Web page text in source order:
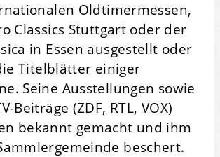
Oldtimermessen,
Classics Stuttgart oder der
in Essen ausgestellt oder
Titelblätter einiger
Seine Ausstellungen sowie
Beiträge (ZDF, RTL, VOX)
bekannt gemacht und ihm
beschert.